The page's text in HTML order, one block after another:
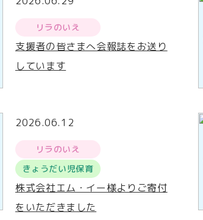
リラのいえ
支援者の皆さまへ会報誌をお送り
しています
2026.06.12
リラのいえ
きょうだい児保育
株式会社エム・イー様よりご寄付
をいただきました